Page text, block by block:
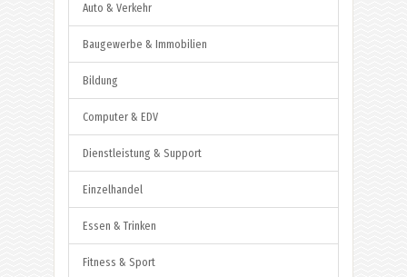
Auto & Verkehr
Baugewerbe & Immobilien
Bildung
Computer & EDV
Dienstleistung & Support
Einzelhandel
Essen & Trinken
Fitness & Sport